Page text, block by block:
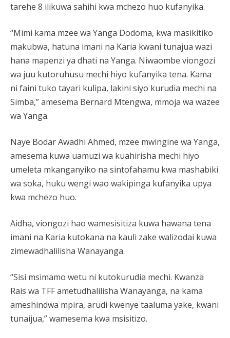
tarehe 8 ilikuwa sahihi kwa mchezo huo kufanyika.
“Mimi kama mzee wa Yanga Dodoma, kwa masikitiko
makubwa, hatuna imani na Karia kwani tunajua wazi
hana mapenzi ya dhati na Yanga. Niwaombe viongozi
wa juu kutoruhusu mechi hiyo kufanyika tena. Kama
ni faini tuko tayari kulipa, lakini siyo kurudia mechi na
Simba,” amesema Bernard Mtengwa, mmoja wa wazee
wa Yanga.
Naye Bodar Awadhi Ahmed, mzee mwingine wa Yanga,
amesema kuwa uamuzi wa kuahirisha mechi hiyo
umeleta mkanganyiko na sintofahamu kwa mashabiki
wa soka, huku wengi wao wakipinga kufanyika upya
kwa mchezo huo.
Aidha, viongozi hao wamesisitiza kuwa hawana tena
imani na Karia kutokana na kauli zake walizodai kuwa
zimewadhalilisha Wanayanga.
“Sisi msimamo wetu ni kutokurudia mechi. Kwanza
Rais wa TFF ametudhalilisha Wanayanga, na kama
ameshindwa mpira, arudi kwenye taaluma yake, kwani
tunaijua,” wamesema kwa msisitizo.